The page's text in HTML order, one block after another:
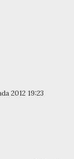
2012 19:23